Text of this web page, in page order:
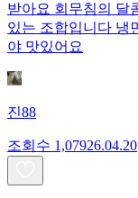
받아요 회무침의 달
있는 조합입니다 냉
야 맛있어요
진88
조회수 1,07926.04.20